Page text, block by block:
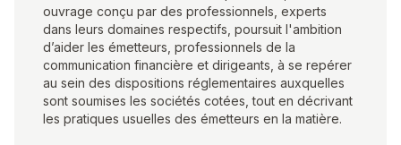
ouvrage conçu par des professionnels, experts
dans leurs domaines respectifs, poursuit l'ambition
d’aider les émetteurs, professionnels de la
communication financière et dirigeants, à se repérer
au sein des dispositions réglementaires auxquelles
sont soumises les sociétés cotées, tout en décrivant
les pratiques usuelles des émetteurs en la matière.